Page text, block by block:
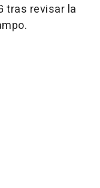
tras revisar la